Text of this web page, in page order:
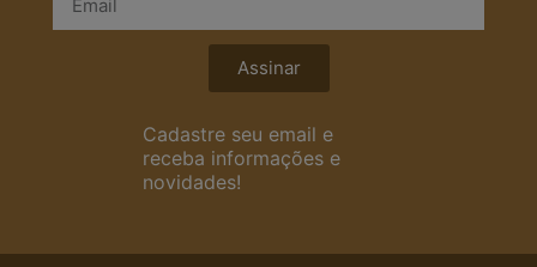
Assinar
Cadastre seu email e
receba informações e
novidades!